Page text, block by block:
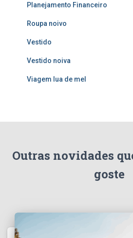
Planejamento Financeiro
Roupa noivo
Vestido
Vestido noiva
Viagem lua de mel
Outras novidades
goste